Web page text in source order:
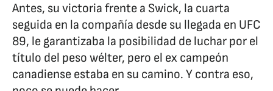
Antes, su victoria frente a Swick, la cuarta
seguida en la compañía desde su llegada en UFC
89, le garantizaba la posibilidad de luchar por el
título del peso wélter, pero el ex campeón
canadiense estaba en su camino. Y contra eso,